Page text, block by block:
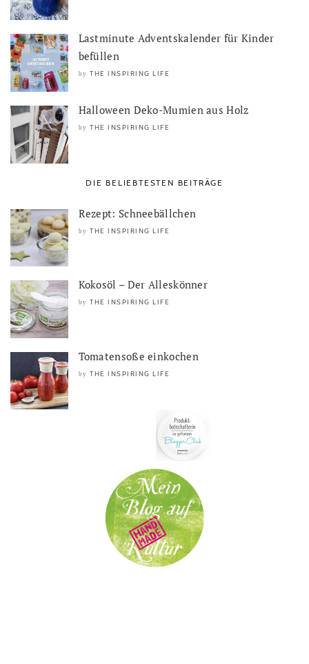
Lastminute Adventskalender für Kinder
befüllen
by THE INSPIRING LIFE
Halloween Deko-Mumien aus Holz
by THE INSPIRING LIFE
DIE BELIEBTESTEN BEITRÄGE
Rezept: Schneebällchen
by THE INSPIRING LIFE
Kokosöl – Der Alleskönner
by THE INSPIRING LIFE
Tomatensoße einkochen
by THE INSPIRING LIFE